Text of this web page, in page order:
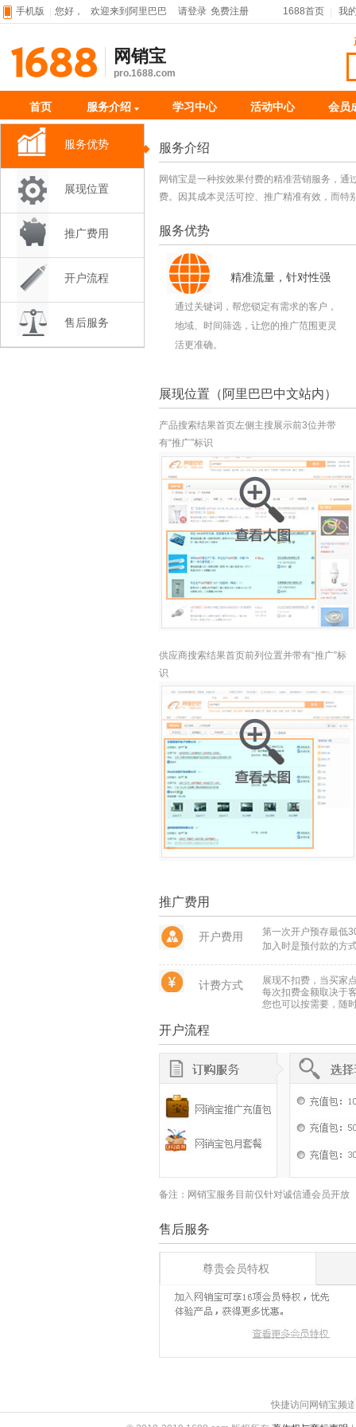
手机版 您好， 欢迎来到阿里巴巴 请登录 免费注册 1688首页 我
网销宝
pro.1688.com
首页 服务介绍 学习中心 活动中心 会员
服务优势 ◆
展现位置
推广费用
开户流程
售后服务
服务介绍
网销宝是一种按效果付费的精准营销服务，
费。因其成本灵活可控、推广精准有效，而
服务优势
精准流量，针对性强
通过关键词，帮您锁定有需求的客户，
地域、时间筛选，让您的推广范围更灵
活更准确。
展现位置（阿里巴巴中文站内）
产品搜索结果首页左侧主搜展示前3位并带
有“推广”标识
供应商搜索结果首页前列位置并带有“推广”标
识
推广费用
开户费用
第一次开户预存最低
加入时是预付款的方
计费方式
展现不扣费，当买家
每次扣费金额取决于
您也可以按需要，随
开户流程
备注：网销宝服务目前仅针对诚信通会员开放
售后服务
尊贵会员特权
快捷访问网销宝频